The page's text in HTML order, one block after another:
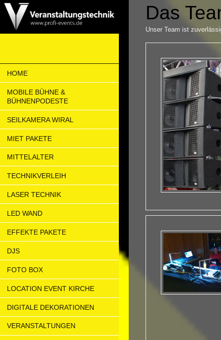
HOME
MOBILE BÜHNE &
BÜHNENPODESTE
SEILKAMERA WIRAL
MIET PAKETE
MITTELALTER
TECHNIKVERLEIH
LASER TECHNIK
LED WAND
EFFEKTE PAKETE
DJS
FOTO BOX
LOCATION EVENT KIRCHE
DIGITALE DEKORATIONEN
VERANSTALTUNGEN
Das
Unser Team ist